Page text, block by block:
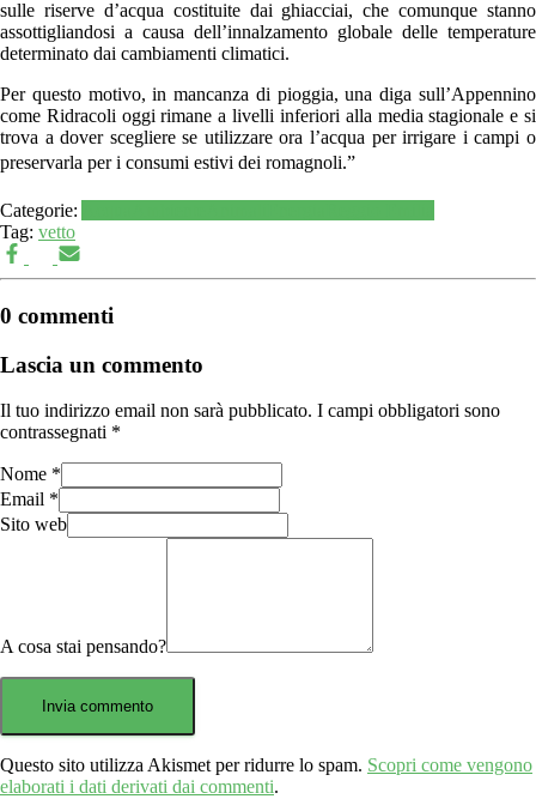
sulle riserve d’acqua costituite dai ghiacciai, che comunque stanno
assottigliandosi a causa dell’innalzamento globale delle temperature
determinato dai cambiamenti climatici.
Per questo motivo, in mancanza di pioggia, una diga sull’Appennino
come Ridracoli oggi rimane a livelli inferiori alla media stagionale e si
trova a dover scegliere se utilizzare ora l’acqua per irrigare i campi o
preservarla per i consumi estivi dei romagnoli.”
Categorie:
Tag: vetto
0 commenti
Lascia un commento
Il tuo indirizzo email non sarà pubblicato. I campi obbligatori sono
contrassegnati *
Nome *
Email *
Sito web
A cosa stai pensando?
Questo sito utilizza Akismet per ridurre lo spam. Scopri come vengono
elaborati i dati derivati dai commenti.